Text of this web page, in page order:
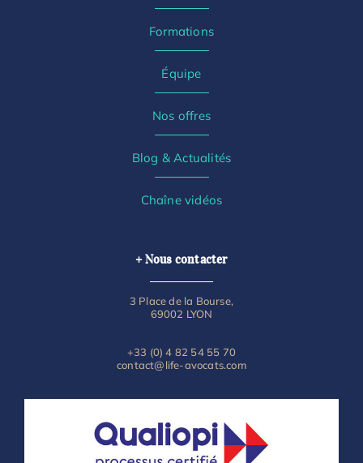
Formations
Équipe
Nos offres
Blog & Actualités
Chaîne vidéos
+ Nous contacter
3 Place de la Bourse,
69002 LYON
+33 (0) 4 82 54 55 70
contact@life-avocats.com